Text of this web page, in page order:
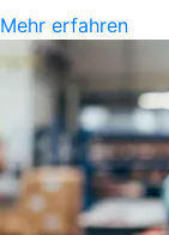
Mehr erfahren